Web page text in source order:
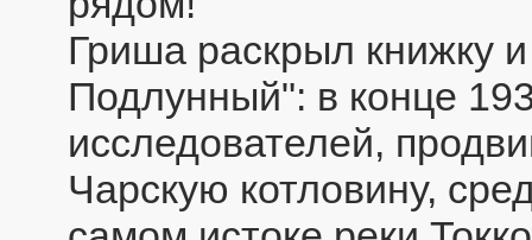
Гриша раскрыл книжку
Подлунный": в конце
исследователей,
Чарскую котловину,